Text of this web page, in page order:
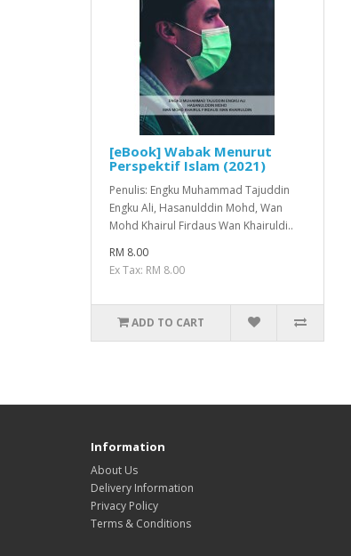
[eBook] Wabak Menurut
Perspektif Islam (2021)
Penulis: Engku Muhammad Tajuddin
Engku Ali, Hasanulddin Mohd, Wan
Mohd Khairul Firdaus Wan Khairuldi..
RM 8.00
Ex Tax: RM 8.00
ADD TO CART
Information
About Us
Delivery Information
Privacy Policy
Terms & Conditions